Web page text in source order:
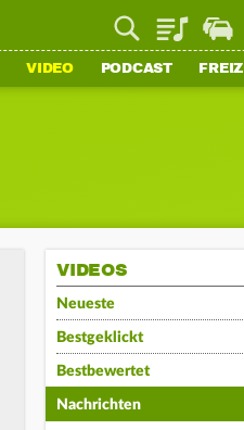
Playlist
VIDEO PODCAST
VIDEOS
Neueste
Bestgeklickt
Bestbewertet
Nachrichten